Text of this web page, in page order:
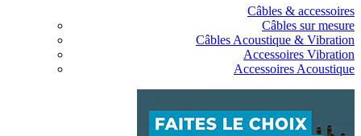
Câbles & accessoires
Câbles sur mesure
Câbles Acoustique & Vibration
Accessoires Vibration
Accessoires Acoustique